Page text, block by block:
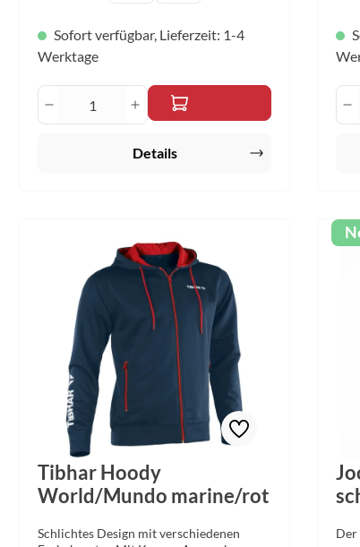
Sofort verfügbar, Lieferzeit: 1-4
Werktage
Produkt Anzahl: Gib den
Details
Tibhar Hoody
World/Mundo marine/rot
Schlichtes Design mit verschiedenen
Der